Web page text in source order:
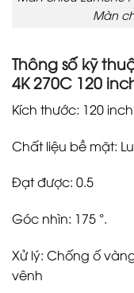
Màn
Thông số kỹ
4K 270C 120
Kích thước: 120
Chất liệu bề mặt:
Đạt được: 0.5
Góc nhìn: 175 °.
Xử lý: Chống ố
vênh